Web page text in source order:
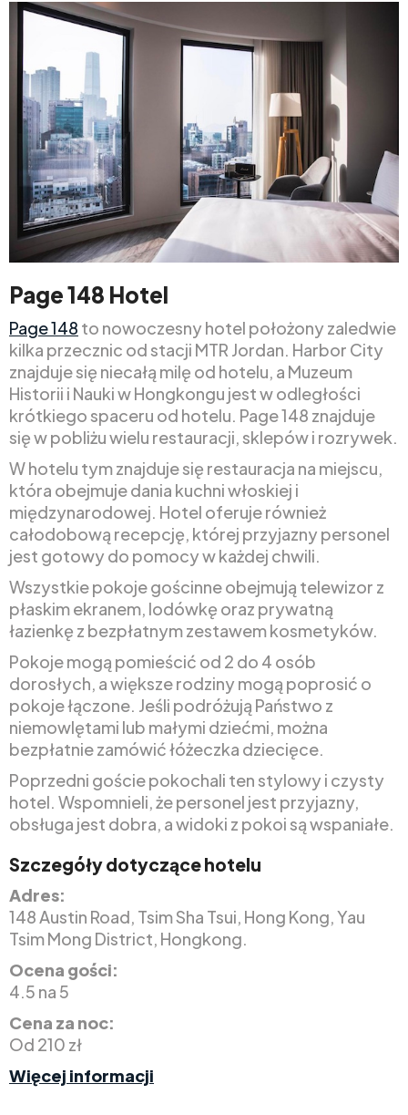
Page 148 Hotel
Page 148 to nowoczesny hotel położony zaledwie
kilka przecznic od stacji MTR Jordan. Harbor City
znajduje się niecałą milę od hotelu, a Muzeum
Historii i Nauki w Hongkongu jest w odległości
krótkiego spaceru od hotelu. Page 148 znajduje
się w pobliżu wielu restauracji, sklepów i rozrywek.
W hotelu tym znajduje się restauracja na miejscu,
która obejmuje dania kuchni włoskiej i
międzynarodowej. Hotel oferuje również
całodobową recepcję, której przyjazny personel
jest gotowy do pomocy w każdej chwili.
Wszystkie pokoje gościnne obejmują telewizor z
płaskim ekranem, lodówkę oraz prywatną
łazienkę z bezpłatnym zestawem kosmetyków.
Pokoje mogą pomieścić od 2 do 4 osób
dorosłych, a większe rodziny mogą poprosić o
pokoje łączone. Jeśli podróżują Państwo z
niemowlętami lub małymi dziećmi, można
bezpłatnie zamówić łóżeczka dziecięce.
Poprzedni goście pokochali ten stylowy i czysty
hotel. Wspomnieli, że personel jest przyjazny,
obsługa jest dobra, a widoki z pokoi są wspaniałe.
Szczegóły dotyczące hotelu
Adres:
148 Austin Road, Tsim Sha Tsui, Hong Kong, Yau
Tsim Mong District, Hongkong.
Ocena gości:
4.5 na 5
Cena za noc:
Od 210 zł
Więcej informacji